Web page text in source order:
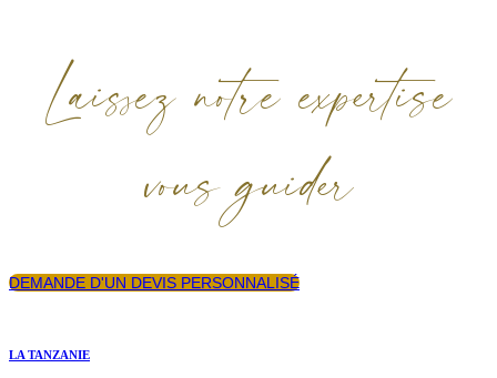
Laissez notre expertise
vous guider
DEMANDE D'UN DEVIS PERSONNALISÉ
LA TANZANIE